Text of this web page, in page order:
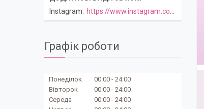
Instagram https://www.instagram.com/beautylady.com.ua
Графік роботи
Понеділок 00:00
24:00
Вівторок
00:00
24:00
Середа
00:00
24:00